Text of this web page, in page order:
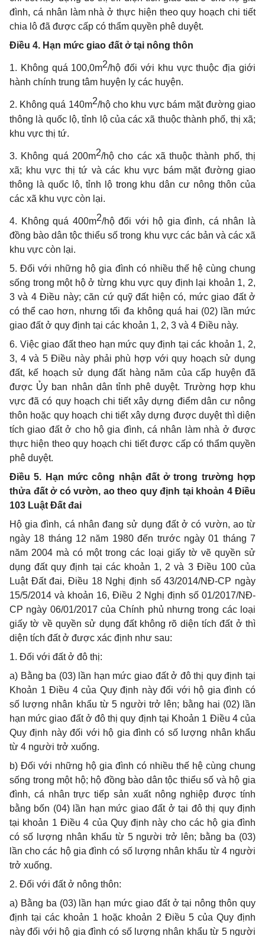
đình, cá nhân làm nhà ở thực hiện theo quy hoạch chi tiết
chia lô đã được cấp có thẩm quyền phê duyệt.
Điều 4. Hạn mức giao đất ở tại nông thôn
1. Không quá 100,0m2/hộ đối với khu vực thuộc địa giới
hành chính trung tâm huyện ỵ các huyện.
2. Không quá 140m2/hộ cho khu vực bám mặt đường giao
thông là quốc lộ, tỉnh lộ của các xã thuộc thành phố, thị xã;
khu vực thị tứ.
3. Không quá 200m2/hộ cho các xã thuộc thành phố, thị
xã; khu vực thị tứ và các khu vực bám mặt đường giao
thông là quốc lộ, tỉnh lộ trong khu dân cư nông thôn của
các xã khu vực còn lại.
4. Không quá 400m2/hộ đối với hộ gia đình, cá nhân là
đồng bàodân tộc thiểu số trong khu vực các bản và các xã
khu vực còn lại.
5. Đối với những hộ gia đình có nhiều thế hệ cùng chung
sống trong một hộ ở từng khu vực quy định lại khoản 1, 2,
3 và 4 Điều này; căn cứ quỹ đất hiện có, mức giao đất ở
có thể cao hơn, nhưng tối đa không quá hai (02) lần mức
giao đất ở quy định tại các khoản 1, 2, 3 và 4 Điều này.
6. Việc giao đất theo hạn mức quy định tại các khoản 1, 2,
3, 4 và 5 Điều này phải phù hợp với quy hoạch sử dụng
đất, kế hoạch sử dụng đất hàng năm của cấp huyện đã
được Ủy ban nhân dân tỉnh phê duyệt. Trường hợp khu
vực đãcó quy hoạch chi tiết xây dựng điểm dân cư nông
thôn hoặc quy hoạch chi tiết xây dựng được duyệt thì diện
tích giao đấtở cho hộ gia đình, cá nhân l àm nhà ởđược
thực hiện theo quy hoạch chi tiết được cấp có thẩm quyền
phê duyệt.
Điều 5. Hạn mức công nhận đất ở trong trường hợp
thửa đất ở có vườn, ao theo quy định tại khoản 4 Điều
103 Luật Đất đai
Hộ gia đình, cá nhânđang sử dụng đất ở có vườn, ao từ
ngày 18 tháng 12 năm 1980 đến trước ngày 01 tháng 7
năm 2004 mà có một trong các loại giấy tờ vẽ quyền sử
dụng đất quy định tại các khoản 1, 2 và 3 Điều 100 của
Luật Đất đai, Điều 18 Nghị định số 43/2014/NĐ-CP ngày
15/5/2014 và khoản 16, Điều 2 Nghị định số 01/2017/NĐ-
CP ngày 06/01/2017 của Chính phủ nhưng trong các loại
giấy tờ về quyền sử dụng đất không rõ diện tích đất ở thì
diện tích đất ở được xác định như sau:
1. Đối với đất ở đô thị:
a) Bằng ba (03) lần hạn mức giao đất ở đô thị quy định tại
Khoản 1 Điều 4 của Quy định này đối với hộ gia đình có
số lượng nhân khẩu từ 5 người trở lên; bằng hai (02) lần
hạn mức giao đất ở đô thị quy định tại Khoản 1 Điều 4 của
Quy định này đối với hộ gia đình có số lượng nhân khẩu
từ 4 người trở xuống.
b) Đối với những hộ gia đình có nhiều thế hệ cùng chung
sống trong một hộ; hộ đồng bào dân tộc thiểu số và hộ gia
đình, cá nhân trực tiếp sản xuất nông nghiệp được tính
bằng bốn (04) lần hạn mức giao đất ở tại đô thị quy định
tại khoản 1 Điều 4 của Quy định này cho các hộ gia đình
có số lượng nhân khẩu từ 5 người trở lên; bằng ba (03)
lần cho các hộ gia đình có số lượng nhân khẩu từ 4 người
trở xuống.
2. Đối với đất ở nông thôn:
a) Bằng ba (03) lần hạn mức giao đất ở tại nông thôn quy
định tại các khoản 1 hoặc khoản 2 Điều 5 của Quy định
này đối với hộ gia đình có số lượng nhân khẩu từ 5 người